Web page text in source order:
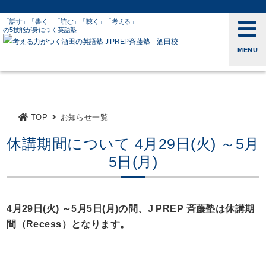
「話す」「書く」「読む」「聴く」「考える」
の5技能が身につく英語塾
MENU
TOP お知らせ一覧
休講期間について 4月29日(火) ～5月
5日(月)
4月29日(火) ～5月5日(月)の間、J PREP 斉藤塾は休講期
間（Recess）となります。